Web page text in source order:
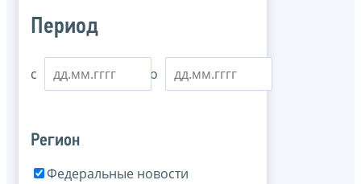
Период
с по
Регион
Федеральные новости